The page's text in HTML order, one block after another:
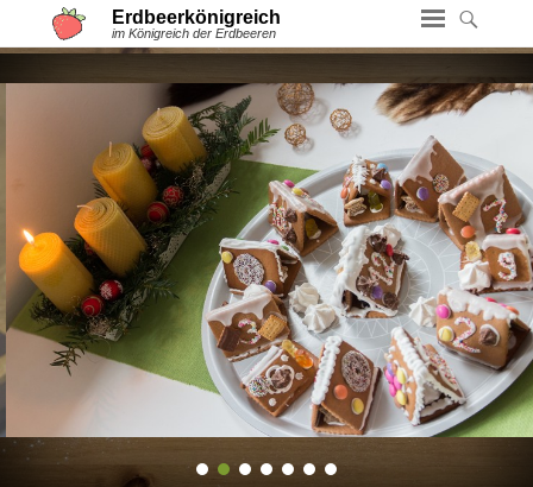
Erdbeerkönigreich
im Königreich der Erdbeeren
2 3 4 5 6 7